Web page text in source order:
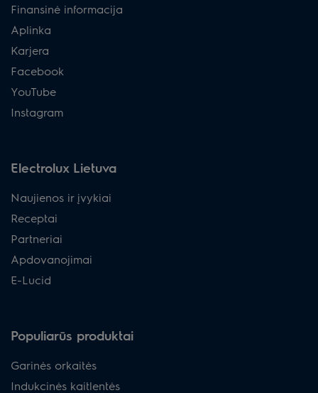
Finansinė informacija
Aplinka
Karjera
Facebook
YouTube
Instagram
Electrolux Lietuva
Naujienos ir įvykiai
Receptai
Partneriai
Apdovanojimai
E-Lucid
Populiarūs produktai
Garinės orkaitės
Indukcinės kaitlentės